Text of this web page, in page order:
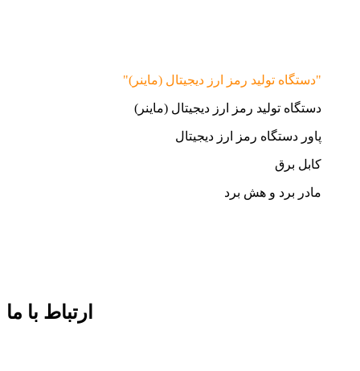
"دستگاه تولید رمز ارز دیجیتال (ماینر)"
دستگاه تولید رمز ارز دیجیتال (ماینر)
پاور دستگاه رمز ارز دیجیتال
کابل برق
مادر برد و هش برد
ارتباط با ما